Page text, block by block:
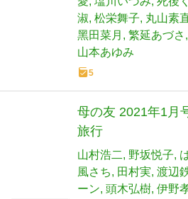
淑 松栄舞子 丸山素
黑田菜月
繁延あづさ
山本あゆみ
5
母の友 2021年1月
旅行
山村浩二 野坂悦子
風さち
田村実 渡辺
ーン 頭木弘樹 伊野